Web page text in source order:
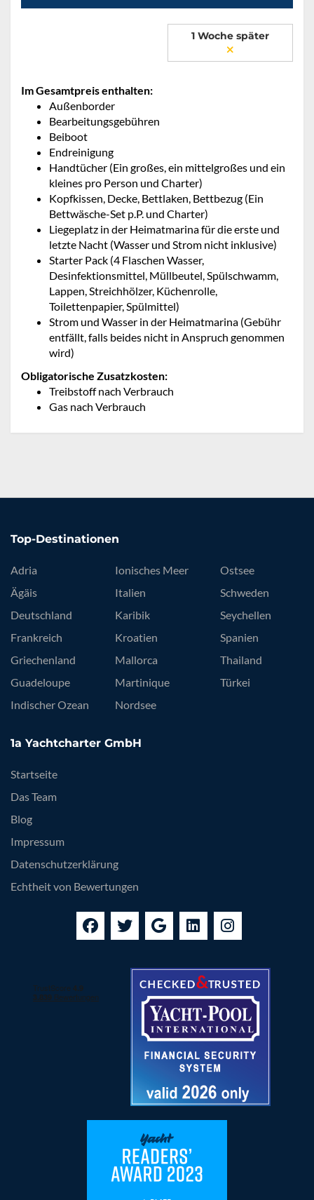
1 Woche später
Im Gesamtpreis enthalten:
Außenborder
Bearbeitungsgebühren
Beiboot
Endreinigung
Handtücher (Ein großes, ein mittelgroßes und ein
kleines pro Person und Charter)
Kopfkissen, Decke, Bettlaken, Bettbezug (Ein
Bettwäsche-Set p.P. und Charter)
Liegeplatz in der Heimatmarina für die erste und
letzte Nacht (Wasser und Strom nicht inklusive)
Starter Pack (4 Flaschen Wasser,
Desinfektionsmittel, Müllbeutel, Spülschwamm,
Lappen, Streichhölzer, Küchenrolle,
Toilettenpapier, Spülmittel)
Strom und Wasser in der Heimatmarina (Gebühr
entfällt, falls beides nicht in Anspruch genommen
wird)
Obligatorische Zusatzkosten:
Treibstoff nach Verbrauch
Gas nach Verbrauch
Top-Destinationen
Adria
Ägäis
Deutschland
Frankreich
Griechenland
Guadeloupe
Indischer Ozean
Ionisches Meer
Italien
Karibik
Kroatien
Mallorca
Martinique
Nordsee
Ostsee
Schweden
Seychellen
Spanien
Thailand
Türkei
1a Yachtcharter GmbH
Startseite
Das Team
Blog
Impressum
Datenschutzerklärung
Echtheit von Bewertungen